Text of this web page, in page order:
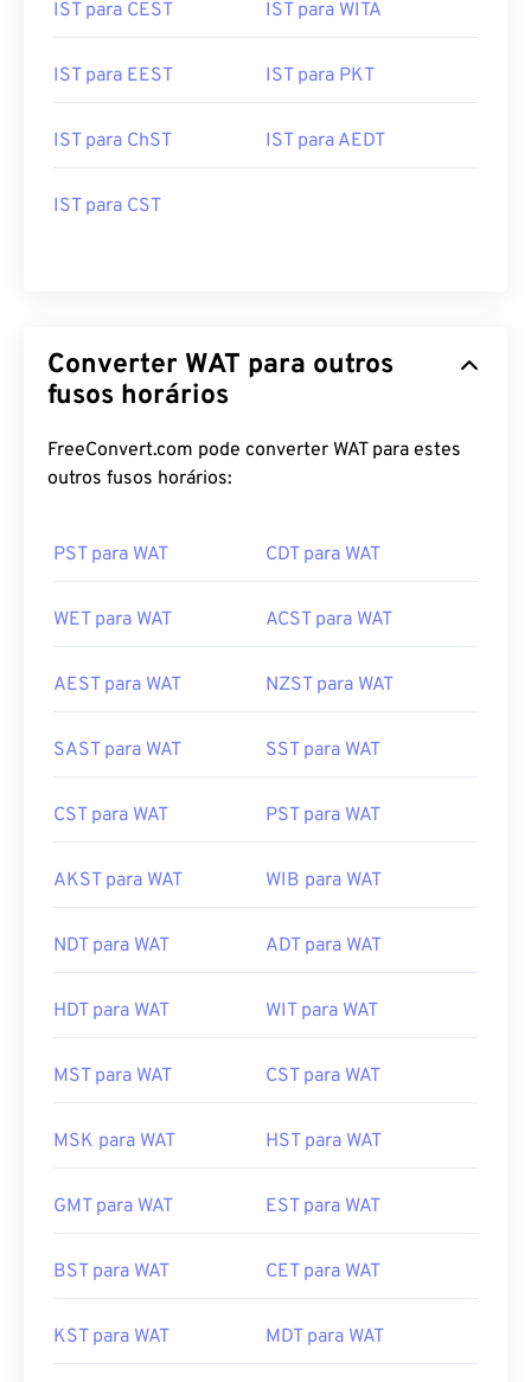
IST para CEST IST para WITA
IST para EEST IST para PKT
IST para ChST IST para AEDT
IST para CST
Converter WAT para outros
fusos horários
FreeConvert.com pode converter WAT para estes
outros fusos horários:
PST para WAT CDT para WAT
WET para WAT ACST para WAT
AEST para WAT NZST para WAT
SAST para WAT SST para WAT
CST para WAT PST para WAT
AKST para WAT WIB para WAT
NDT para WAT ADT para WAT
HDT para WAT WIT para WAT
MST para WAT CST para WAT
MSK para WAT HST para WAT
GMT para WAT EST para WAT
BST para WAT CET para WAT
KST para WAT MDT para WAT